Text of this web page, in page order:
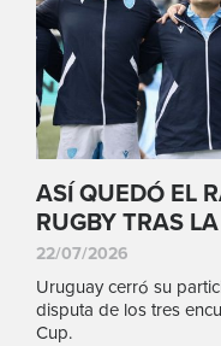
ASÍ QUEDÓ EL
RUGBY TRAS
22/07/2026
Uruguay cerró su
disputa de los tres
Cup.